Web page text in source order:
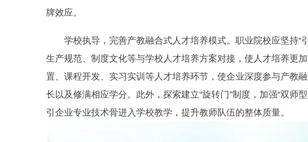
牌效应。
学校执导，完善产教融合式人才培养模式。职业院校应坚持“
生产规范、制度文化等与学校人才培养方案对接，使人才培养更
置、课程开发、实习实训等人才培养环节，使企业深度参与产教
长以及修满相应学分。此外，探索建立“旋转门”制度，加强“双
引企业专业技术骨进入学校教学，提升教师队伍的整体质量。